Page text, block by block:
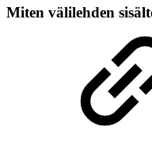
Miten välilehden